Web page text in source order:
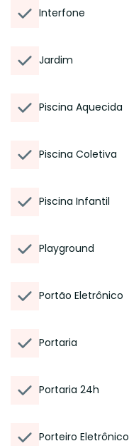
Interfone
Jardim
Piscina Aquecida
Piscina Coletiva
Piscina Infantil
Playground
Portão Eletrônico
Portaria
Portaria 24h
Porteiro Eletrônico